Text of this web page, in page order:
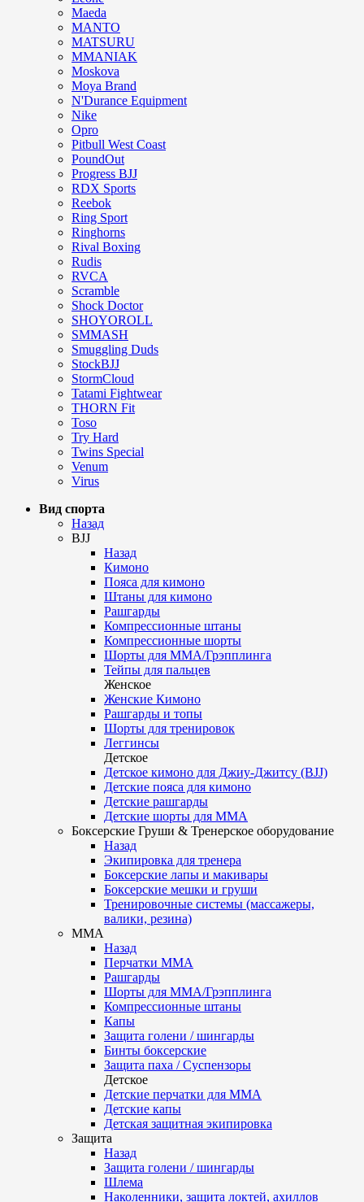
Maeda
MANTO
MATSURU
MMANIAK
Moskova
Moya Brand
N'Durance Equipment
Nike
Opro
Pitbull West Coast
PoundOut
Progress BJJ
RDX Sports
Reebok
Ring Sport
Ringhorns
Rival Boxing
Rudis
RVCA
Scramble
Shock Doctor
SHOYOROLL
SMMASH
Smuggling Duds
StockBJJ
StormCloud
Tatami Fightwear
THORN Fit
Toso
Try Hard
Twins Special
Venum
Virus
Вид спорта
Назад
BJJ
Назад
Кимоно
Пояса для кимоно
Штаны для кимоно
Рашгарды
Компрессионные штаны
Компрессионные шорты
Шорты для ММА/Грэпплинга
Тейпы для пальцев
Женское
Женские Кимоно
Рашгарды и топы
Шорты для тренировок
Леггинсы
Детское
Детское кимоно для Джиу-Джитсу (BJJ)
Детские пояса для кимоно
Детские рашгарды
Детские шорты для ММА
Боксерские Груши & Тренерское оборудование
Назад
Экипировка для тренера
Боксерские лапы и макивары
Боксерские мешки и груши
Тренировочные системы (массажеры,
валики, резина)
ММА
Назад
Перчатки ММА
Рашгарды
Шорты для ММА/Грэпплинга
Компрессионные штаны
Капы
Защита голени / шингарды
Бинты боксерские
Защита паха / Суспензоры
Детское
Детские перчатки для ММА
Детские капы
Детская защитная экипировка
Защита
Назад
Защита голени / шингарды
Шлема
Наколенники, защита локтей, ахиллов